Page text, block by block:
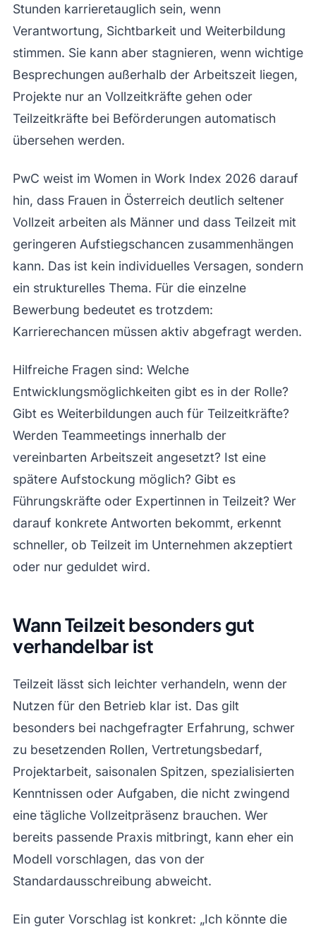
Stunden karrieretauglich sein, wenn
Verantwortung, Sichtbarkeit und Weiterbildung
stimmen. Sie kann aber stagnieren, wenn wichtige
Besprechungen außerhalb der Arbeitszeit liegen,
Projekte nur an Vollzeitkräfte gehen oder
Teilzeitkräfte bei Beförderungen automatisch
übersehen werden.
PwC weist im Women in Work Index 2026 darauf
hin, dass Frauen in Österreich deutlich seltener
Vollzeit arbeiten als Männer und dass Teilzeit mit
geringeren Aufstiegschancen zusammenhängen
kann. Das ist kein individuelles Versagen, sondern
ein strukturelles Thema. Für die einzelne
Bewerbung bedeutet es trotzdem:
Karrierechancen müssen aktiv abgefragt werden.
Hilfreiche Fragen sind: Welche
Entwicklungsmöglichkeiten gibt es in der Rolle?
Gibt es Weiterbildungen auch für Teilzeitkräfte?
Werden Teammeetings innerhalb der
vereinbarten Arbeitszeit angesetzt? Ist eine
spätere Aufstockung möglich? Gibt es
Führungskräfte oder Expertinnen in Teilzeit? Wer
darauf konkrete Antworten bekommt, erkennt
schneller, ob Teilzeit im Unternehmen akzeptiert
oder nur geduldet wird.
Wann Teilzeit besonders gut
verhandelbar ist
Teilzeit lässt sich leichter verhandeln, wenn der
Nutzen für den Betrieb klar ist. Das gilt
besonders bei nachgefragter Erfahrung, schwer
zu besetzenden Rollen, Vertretungsbedarf,
Projektarbeit, saisonalen Spitzen, spezialisierten
Kenntnissen oder Aufgaben, die nicht zwingend
eine tägliche Vollzeitpräsenz brauchen. Wer
bereits passende Praxis mitbringt, kann eher ein
Modell vorschlagen, das von der
Standardausschreibung abweicht.
Ein guter Vorschlag ist konkret: „Ich könnte die